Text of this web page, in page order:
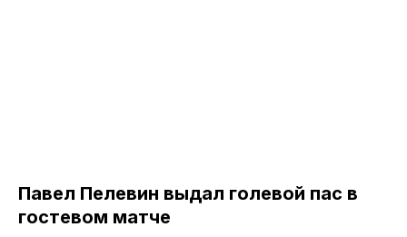
Павел Пелевин выдал голевой пас в
гостевом матче